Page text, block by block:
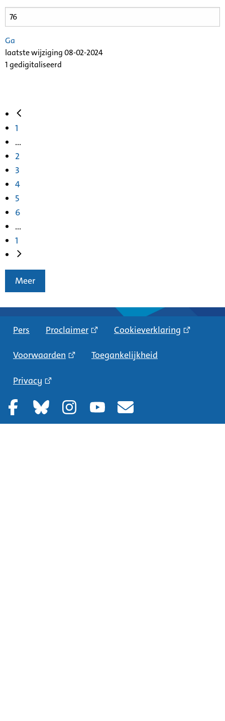
Ga
laatste wijziging 08-02-2024
1 gedigitaliseerd
1
...
2
3
4
5
6
...
1
Meer
Pers Proclaimer Cookieverklaring
Voorwaarden Toegankelijkheid
Privacy